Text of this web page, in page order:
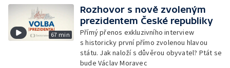
ze série dalších prezidentských debat
před prvním a druhým kolem volby.
Jedinečné okamžiky z tvorby a vysílání
Volebního studia ČT 24. To vše v unikátním
dokumentu režisérky Andrey
Majstorovičové.
67 min
Rozhovor s nově zvoleným
prezidentem České republiky
Přímý přenos exkluzivního interview
s historicky první přímo zvolenou hlavou
státu. Jak naloží s důvěrou obyvatel? Ptát se
bude Václav Moravec